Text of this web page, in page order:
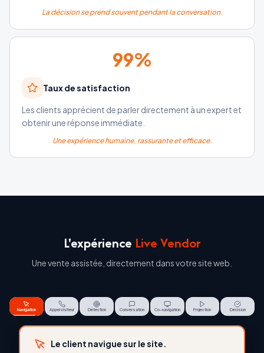
La décision se prend souvent pendant la conversation.
99%
Taux de satisfaction
Les clients apprécient de parler directement à un expert et
obtenir une réponse immédiate.
Une expérience humaine, rassurante et efficace.
L'expérience Live Vendor
Une vente assistée, directement dans votre site web.
Navigation Appel visiteur Détection Conversation Co-navigation Projection Décision
Le visiteur peut contacter un conseiller à